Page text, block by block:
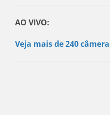
AO VIVO:
Veja mais de 240